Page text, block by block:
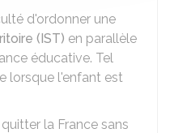
d'ordonner une
(IST) en parallèle
éducative. Tel
lorsque l'enfant est
la France sans